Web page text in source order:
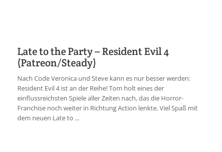
Late to the Party – Resident Evil 4
(Patreon/Steady)
Nach Code Veronica und Steve kann es nur besser werden:
Resident Evil 4 ist an der Reihe! Tom holt eines der
einflussreichsten Spiele aller Zeiten nach, das die Horror-
Franchise noch weiter in Richtung Action lenkte. Viel Spaß mit
dem neuen Late to ...